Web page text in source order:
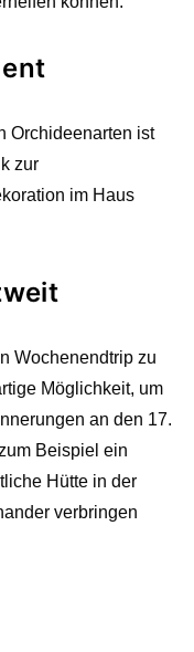
Orchideenarten ist
zur
im Haus
Wochenendtrip zu
Möglichkeit, um
an den 17.
Beispiel ein
Hütte in der
verbringen